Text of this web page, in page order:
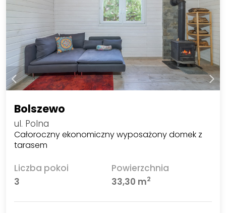
Bolszewo
ul. Polna
Całoroczny ekonomiczny wyposażony domek z
tarasem
Liczba pokoi
3
Powierzchnia
33,30 m2